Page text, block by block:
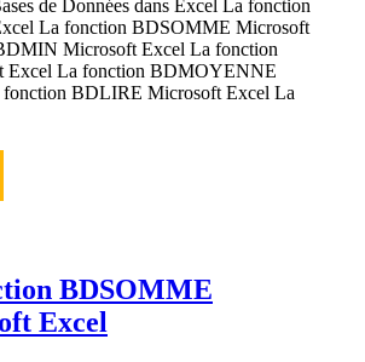
de Données dans Excel La fonction
La fonction BDSOMME Microsoft
Microsoft Excel La fonction
La fonction BDMOYENNE
BDLIRE Microsoft Excel La
BDSOMME
Excel